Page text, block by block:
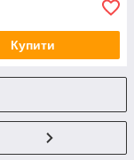
Купити